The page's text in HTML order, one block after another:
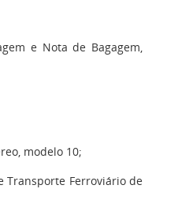
e Nota de Bagagem,
modelo 10;
Transporte Ferroviário de